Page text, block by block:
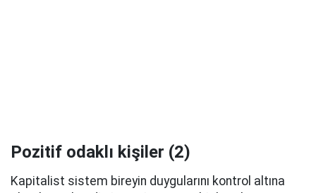
Pozitif odaklı kişiler (2)
Kapitalist sistem bireyin duygularını kontrol altına